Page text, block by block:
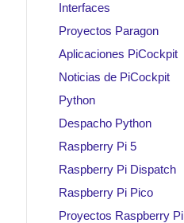
Interfaces
Proyectos Paragon
Aplicaciones PiCockpit
Noticias de PiCockpit
Python
Despacho Python
Raspberry Pi 5
Raspberry Pi Dispatch
Raspberry Pi Pico
Proyectos Raspberry Pi